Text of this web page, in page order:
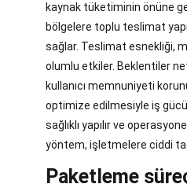
kaynak tüketiminin önüne
bölgelere toplu teslimat
sağlar. Teslimat esnekliği,
olumlu etkiler. Beklentiler
kullanıcı memnuniyeti
optimize edilmesiyle iş
sağlıklı yapılır ve
yöntem, işletmelere ciddi
Paketleme